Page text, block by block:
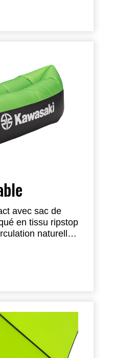
avec sac de
en tissu ripstop
naturelle